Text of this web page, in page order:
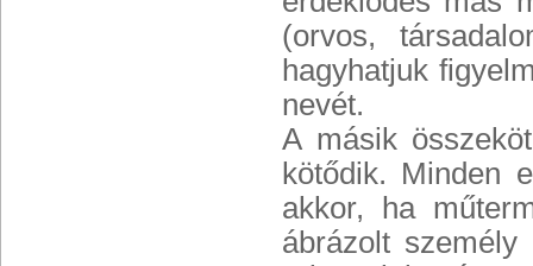
(orvos,
hagyhatjuk
nevét.
A másik
kötődik. Minden
akkor, ha
ábrázolt